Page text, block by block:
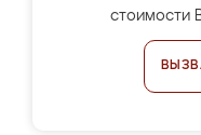
стоимости